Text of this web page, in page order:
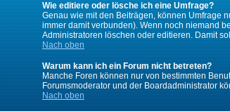
Wie editiere oder lösche ich eine Umfrage?
Genau wie mit den Beiträgen, können Umfrage
immer damit verbunden). Wenn noch niemand
Administratoren löschen oder editieren. Damit
Nach oben
Warum kann ich ein Forum nicht betreten?
Manche Foren können nur von bestimmten
Forumsmoderator und der Boardadministrator
Nach oben